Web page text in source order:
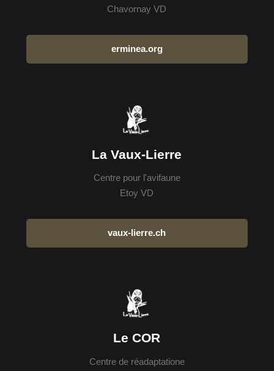
Chavornay VD
erminea.org
La Vaux-Lierre
Centre pour l'avifaune
Etoy VD
vaux-lierre.ch
Le COR
Centre de réadaptatione